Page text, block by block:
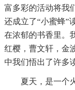
富多彩的活动将我
还成立了“小蜜蜂”
在浓郁的书香里。
红樱，曹文轩，金
中我们悟出了许多
夏天，是一个